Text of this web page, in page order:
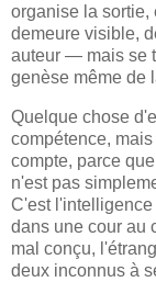
organise la sortie,
demeure visible,
auteur — mais se
genèse même de
Quelque chose
compétence,
compte, parce
n'est pas
C'est
dans une cour au
mal conçu,
deux inconnus à